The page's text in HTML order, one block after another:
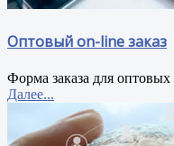
Оптовый on-line заказ
Форма заказа для
Далее...